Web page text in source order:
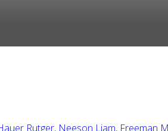
Rutger, Neeson Liam, Freeman